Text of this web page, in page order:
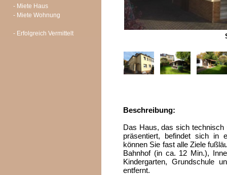
Beschreibung:
Das Haus, das sich technisch
präsentiert, befindet sich in
können Sie fast alle Ziele
Bahnhof (in ca. 12 Min.),
Kindergarten, Grundschule
entfernt.
- Miete Haus
- Miete Wohnung
- Erfolgreich Vermittelt